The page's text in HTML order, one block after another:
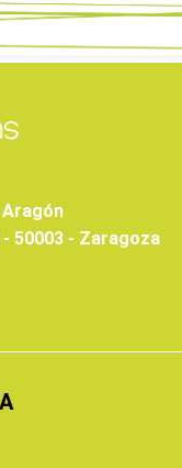
- 50003 - Zaragoza